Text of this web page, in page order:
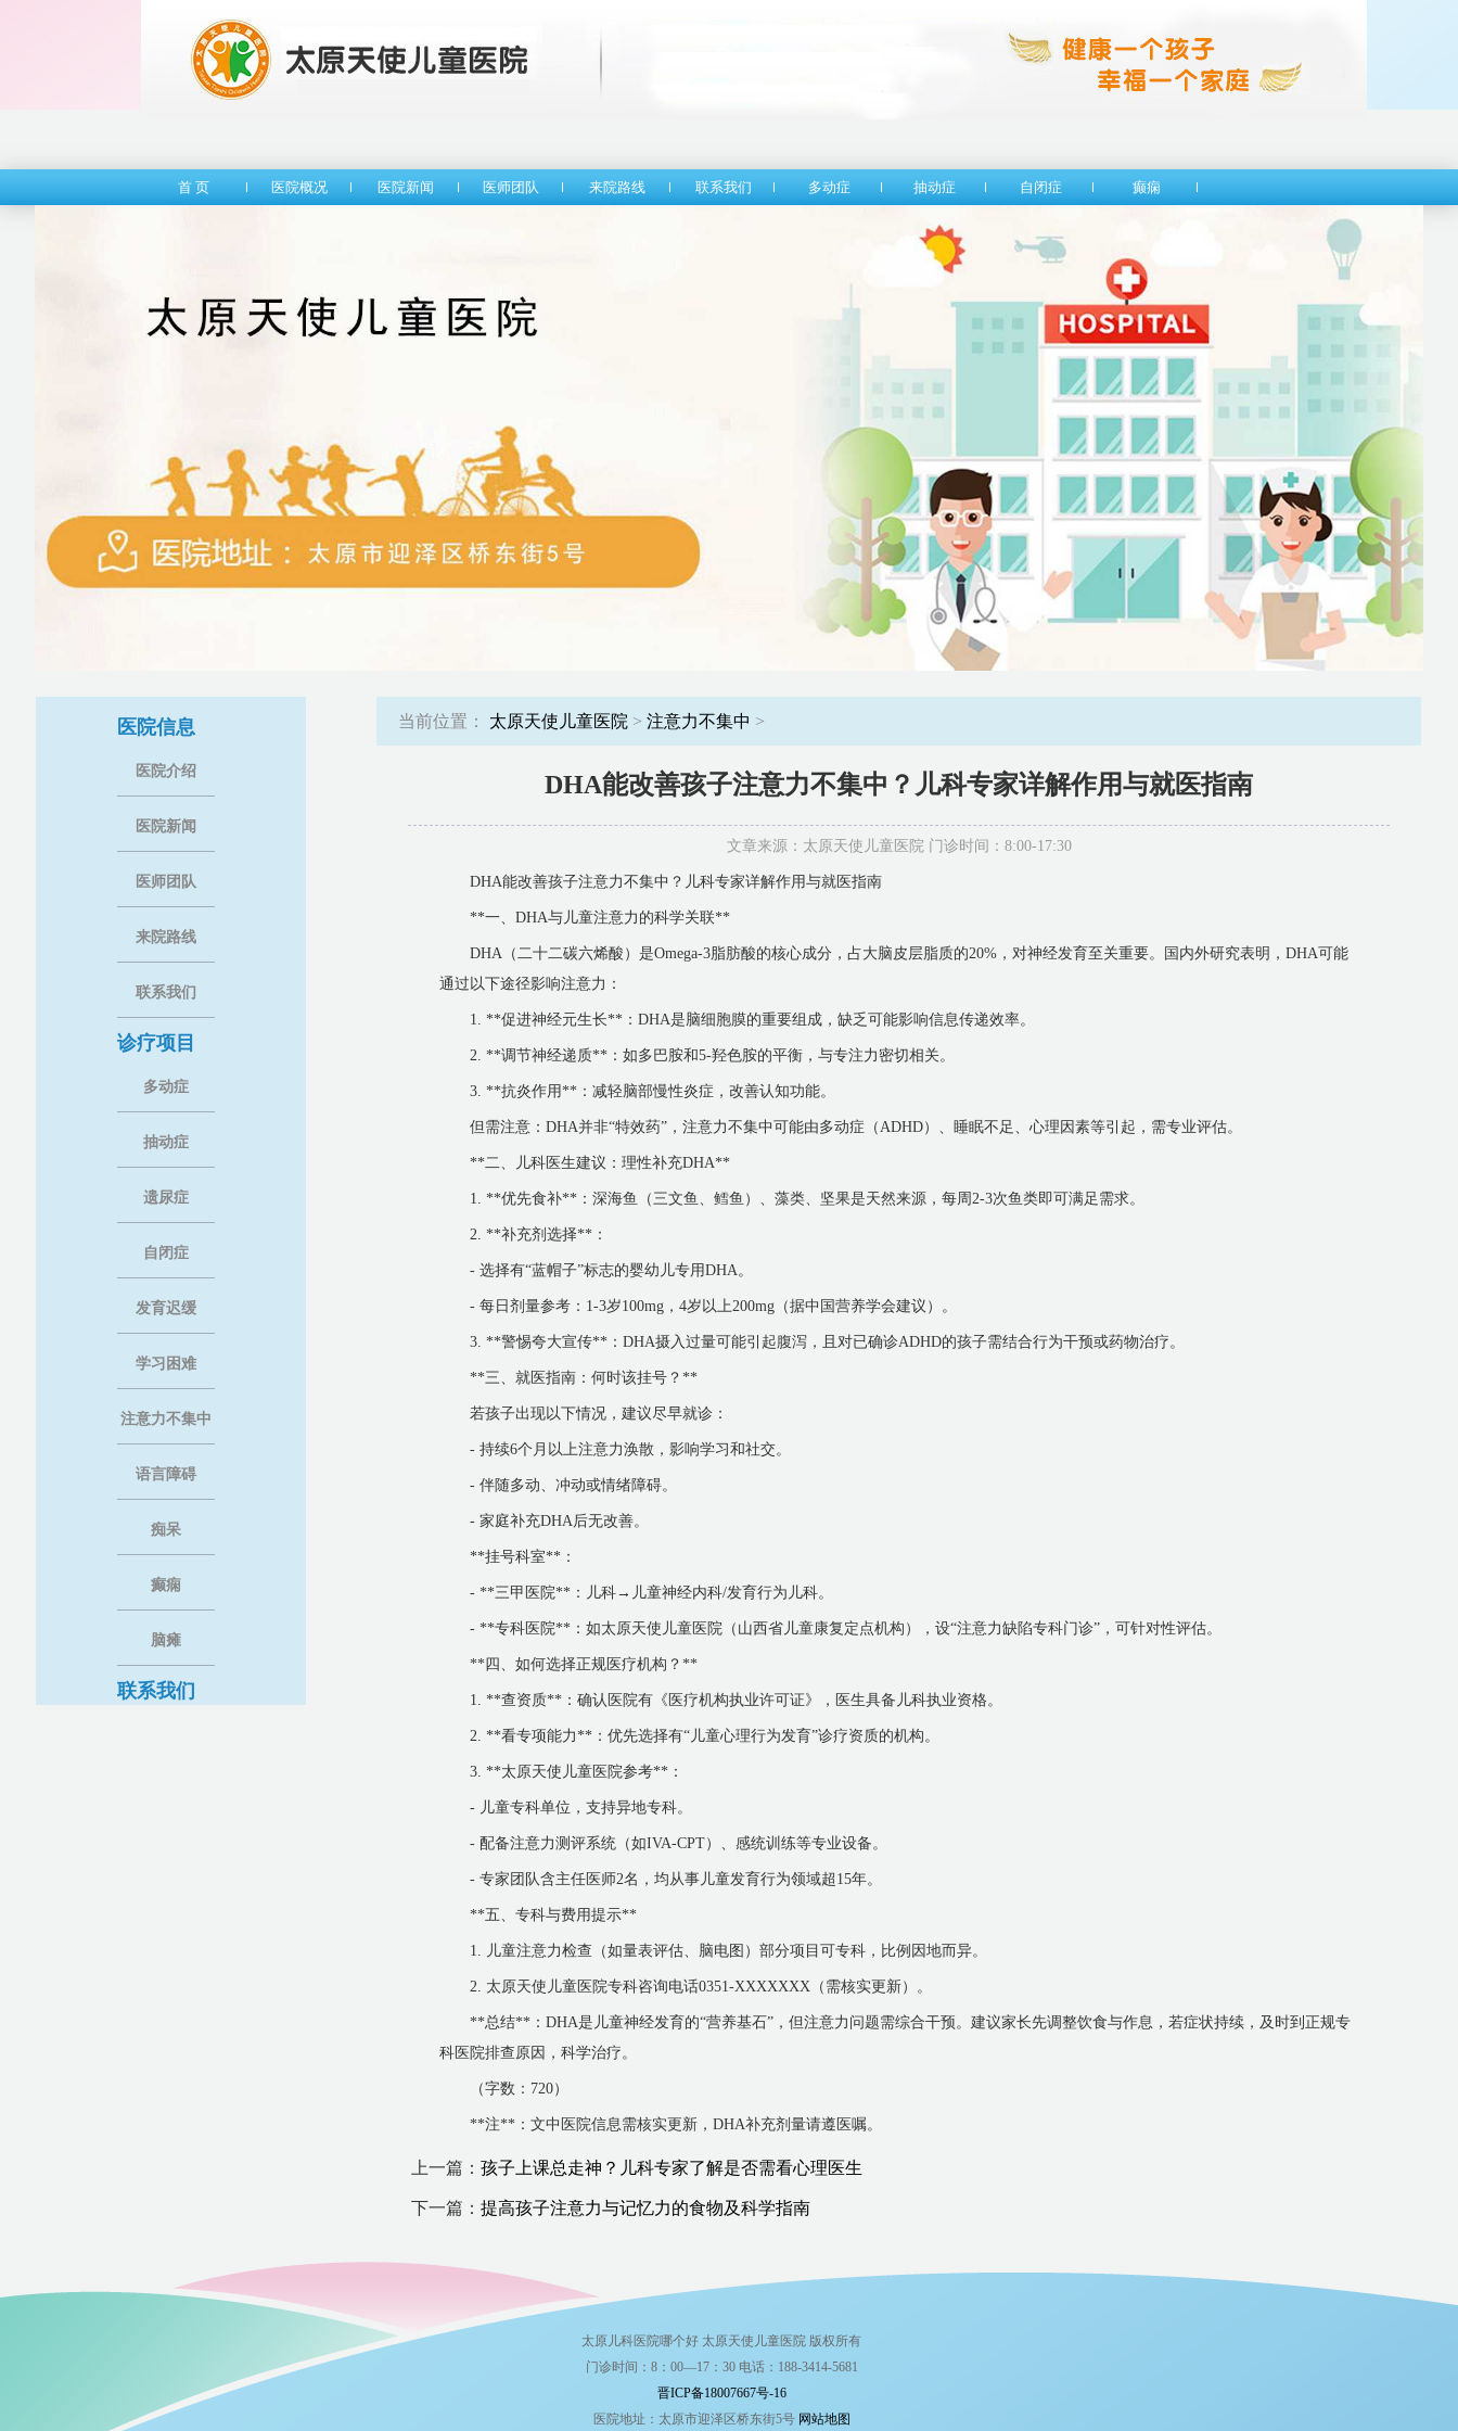
首 页 医院概况 医院新闻 医师团队 来院路线 联系我们 多动症 抽动症 自闭症 癫痫
医院信息
医院介绍
医院新闻
医师团队
来院路线
联系我们
诊疗项目
多动症
抽动症
遗尿症
自闭症
发育迟缓
学习困难
注意力不集中
语言障碍
痴呆
癫痫
脑瘫
联系我们
当前位置： 太原天使儿童医院 > 注意力不集中 >
DHA能改善孩子注意力不集中？儿科专家详解作用与就医指南
文章来源：太原天使儿童医院 门诊时间：8:00-17:30
DHA能改善孩子注意力不集中？儿科专家详解作用与就医指南
**一、DHA与儿童注意力的科学关联**
DHA（二十二碳六烯酸）是Omega-3脂肪酸的核心成分，占大脑皮层脂质的20%，对神经发育至关重要。国内外研究表明，DHA可能
通过以下途径影响注意力：
1. **促进神经元生长**：DHA是脑细胞膜的重要组成，缺乏可能影响信息传递效率。
2. **调节神经递质**：如多巴胺和5-羟色胺的平衡，与专注力密切相关。
3. **抗炎作用**：减轻脑部慢性炎症，改善认知功能。
但需注意：DHA并非“特效药”，注意力不集中可能由多动症（ADHD）、睡眠不足、心理因素等引起，需专业评估。
**二、儿科医生建议：理性补充DHA**
1. **优先食补**：深海鱼（三文鱼、鳕鱼）、藻类、坚果是天然来源，每周2-3次鱼类即可满足需求。
2. **补充剂选择**：
- 选择有“蓝帽子”标志的婴幼儿专用DHA。
- 每日剂量参考：1-3岁100mg，4岁以上200mg（据中国营养学会建议）。
3. **警惕夸大宣传**：DHA摄入过量可能引起腹泻，且对已确诊ADHD的孩子需结合行为干预或药物治疗。
**三、就医指南：何时该挂号？**
若孩子出现以下情况，建议尽早就诊：
- 持续6个月以上注意力涣散，影响学习和社交。
- 伴随多动、冲动或情绪障碍。
- 家庭补充DHA后无改善。
**挂号科室**：
- **三甲医院**：儿科→儿童神经内科/发育行为儿科。
- **专科医院**：如太原天使儿童医院（山西省儿童康复定点机构），设“注意力缺陷专科门诊”，可针对性评估。
**四、如何选择正规医疗机构？**
1. **查资质**：确认医院有《医疗机构执业许可证》，医生具备儿科执业资格。
2. **看专项能力**：优先选择有“儿童心理行为发育”诊疗资质的机构。
3. **太原天使儿童医院参考**：
- 儿童专科单位，支持异地专科。
- 配备注意力测评系统（如IVA-CPT）、感统训练等专业设备。
- 专家团队含主任医师2名，均从事儿童发育行为领域超15年。
**五、专科与费用提示**
1. 儿童注意力检查（如量表评估、脑电图）部分项目可专科，比例因地而异。
2. 太原天使儿童医院专科咨询电话0351-XXXXXXX（需核实更新）。
**总结**：DHA是儿童神经发育的“营养基石”，但注意力问题需综合干预。建议家长先调整饮食与作息，若症状持续，及时到正规专
科医院排查原因，科学治疗。
（字数：720）
**注**：文中医院信息需核实更新，DHA补充剂量请遵医嘱。
上一篇： 孩子上课总走神？儿科专家了解是否需看心理医生
下一篇： 提高孩子注意力与记忆力的食物及科学指南
太原儿科医院哪个好 太原天使儿童医院 版权所有
门诊时间：8：00—17：30 电话：188-3414-5681
晋ICP备18007667号-16
医院地址：太原市迎泽区桥东街5号 网站地图